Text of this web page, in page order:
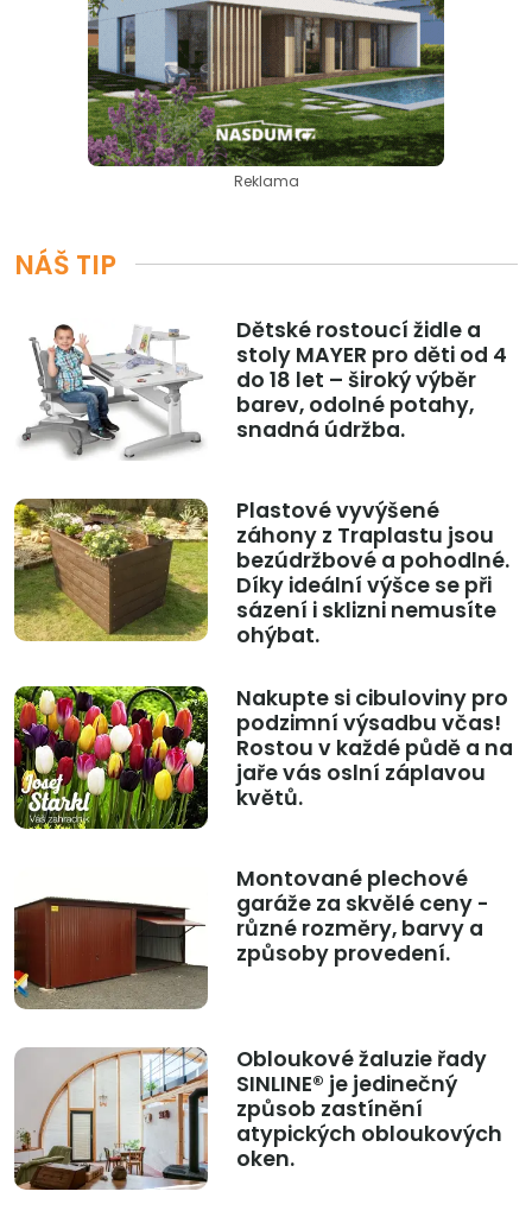
Reklama
NÁŠ TIP
Dětské rostoucí židle a
stoly MAYER pro děti od 4
do 18 let – široký výběr
barev, odolné potahy,
snadná údržba.
Plastové vyvýšené
záhony z Traplastu jsou
bezúdržbové a pohodlné.
Díky ideální výšce se při
sázení i sklizni nemusíte
ohýbat.
Nakupte si cibuloviny pro
podzimní výsadbu včas!
Rostou v každé půdě a na
jaře vás oslní záplavou
květů.
Montované plechové
garáže za skvělé ceny -
různé rozměry, barvy a
způsoby provedení.
Obloukové žaluzie řady
SINLINE® je jedinečný
způsob zastínění
atypických obloukových
oken.